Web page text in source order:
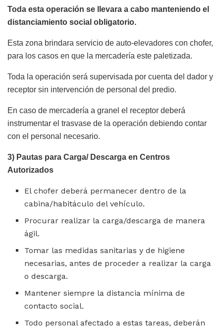
Toda esta operación se llevara a cabo manteniendo el
distanciamiento social obligatorio.
Esta zona brindara servicio de auto-elevadores con chofer,
para los casos en que la mercadería este paletizada.
Toda la operación será supervisada por cuenta del dador y
receptor sin intervención de personal del predio.
En caso de mercadería a granel el receptor deberá
instrumentar el trasvase de la operación debiendo contar
con el personal necesario.
3) Pautas para Carga/ Descarga en Centros
Autorizados
El chofer deberá permanecer dentro de la
cabina/habitáculo del vehículo.
Procurar realizar la carga/descarga de manera
ágil.
Tomar las medidas sanitarias y de higiene
necesarias, antes de proceder a realizar la carga
o descarga.
Mantener siempre la distancia mínima de
contacto social.
Todo personal afectado a estas tareas, deberán